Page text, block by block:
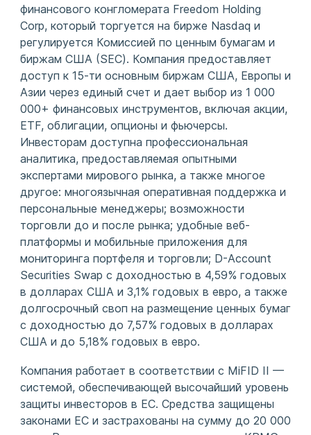
финансового конгломерата Freedom Holding
Corp, который торгуется на бирже Nasdaq и
регулируется Комиссией по ценным бумагам и
биржам США (SEC). Компания предоставляет
доступ к 15-ти основным биржам США, Европы и
Азии через единый счет и дает выбор из 1 000
000+ финансовых инструментов, включая акции,
ETF, облигации, опционы и фьючерсы.
Инвесторам доступна профессиональная
аналитика, предоставляемая опытными
экспертами мирового рынка, а также многое
другое: многоязычная оперативная поддержка и
персональные менеджеры; возможности
торговли до и после рынка; удобные веб-
платформы и мобильные приложения для
мониторинга портфеля и торговли; D-Account
Securities Swap с доходностью в 4,59% годовых
в долларах США и 3,1% годовых в евро, а также
долгосрочный своп на размещение ценных бумаг
с доходностью до 7,57% годовых в долларах
США и до 5,18% годовых в евро.
Компания работает в соответствии с MiFID II —
системой, обеспечивающей высочайший уровень
защиты инвесторов в ЕС. Средства защищены
законами ЕС и застрахованы на сумму до 20 000